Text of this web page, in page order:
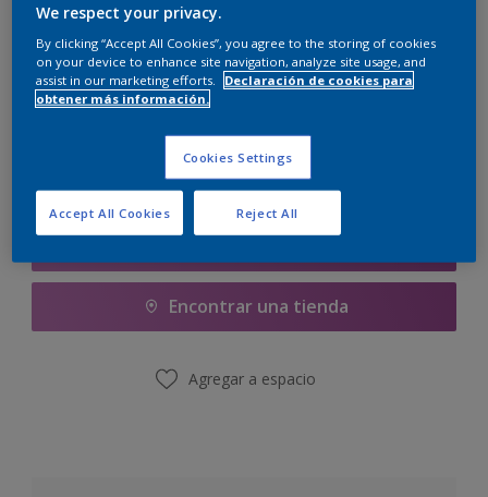
750 ML 4 L 10 l
Encontrar una tienda
Agregar a espacio
We respect your privacy.
By clicking “Accept All Cookies”, you agree to the storing of cookies
on your device to enhance site navigation, analyze site usage, and
assist in our marketing efforts.
Declaración de cookies para
obtener más información.
Cookies Settings
Reject All
Accept All Cookies